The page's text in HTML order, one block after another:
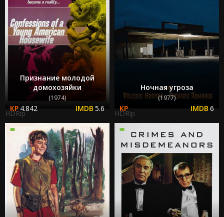
Признание молодой
домохозяйки
(1974)
4.842 5.6
HDRip
Ночная угроза
(1977)
6
HDRip